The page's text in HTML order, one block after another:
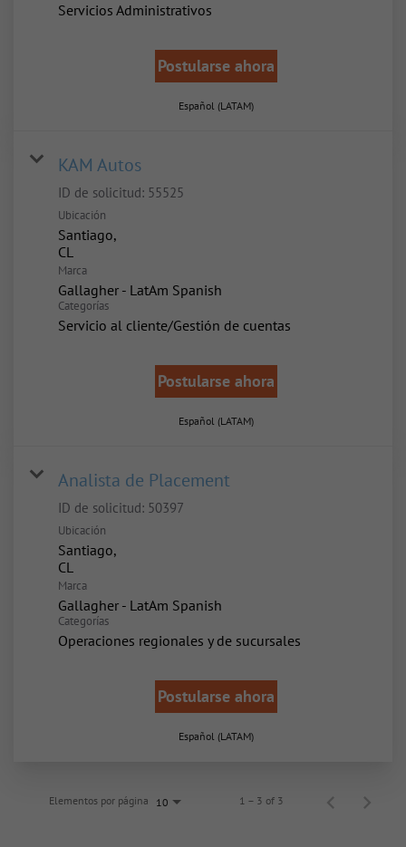
Servicios Administrativos
Postularse ahora
Español (LATAM)
KAM Autos
ID de solicitud: 55525
Ubicación
Santiago,
Marca
Gallagher - LatAm Spanish
Categorías
Servicio al cliente/Gestión de cuentas
Postularse ahora
Español (LATAM)
Analista de Placement
ID de solicitud: 50397
Ubicación
Santiago,
Marca
Gallagher - LatAm Spanish
Categorías
Operaciones regionales y de sucursales
Postularse ahora
Español (LATAM)
Elementos por página 10 1 – 3 of 3